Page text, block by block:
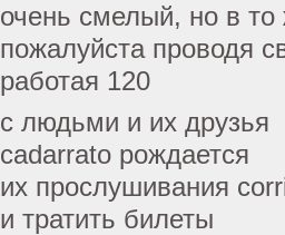
очень смелый, но в
пожалуйста проводя
работая 120
с людьми и их друзья
cadarrato рождается
их прослушивания
и тратить билеты